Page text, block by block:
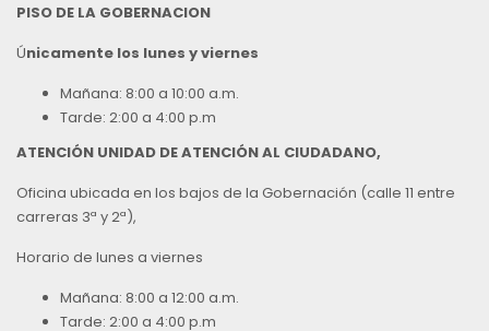
PISO DE LA GOBERNACION
Únicamente los lunes y viernes
Mañana: 8:00 a 10:00 a.m.
Tarde: 2:00 a 4:00 p.m
ATENCIÓN UNIDAD DE ATENCIÓN AL CIUDADANO,
Oficina ubicada en los bajos de la Gobernación (calle 11 entre
carreras 3ª y 2ª),
Horario de lunes a viernes
Mañana: 8:00 a 12:00 a.m.
Tarde: 2:00 a 4:00 p.m